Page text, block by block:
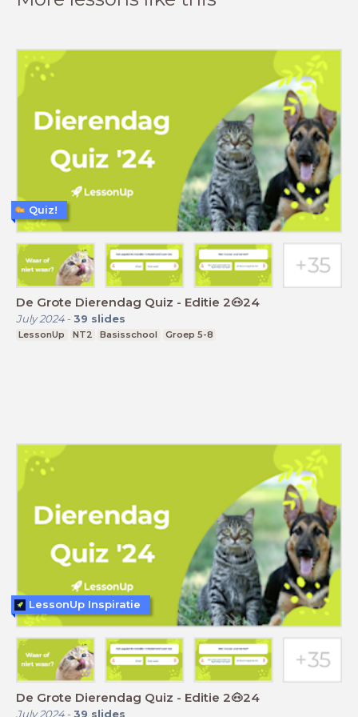
De Grote Dierendag Quiz - Editie 2🐽24
July 2024- 39 slides
LessonUp NT2 Basisschool Groep 5-8
Quiz!
De Grote Dierendag Quiz - Editie 2🐽24
July 2024- 39 slides
LessonUp Inspiratie